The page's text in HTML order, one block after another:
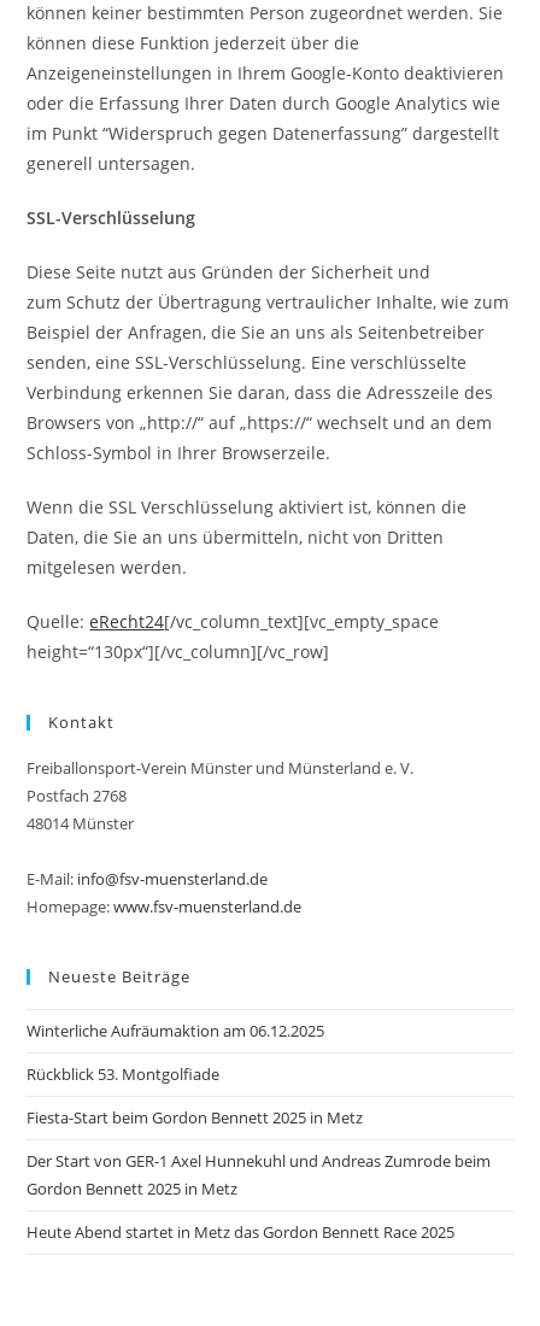
können keiner bestimmten Person zugeordnet werden. Sie
können diese Funktion jederzeit über die
Anzeigeneinstellungen in Ihrem Google-Konto deaktivieren
oder die Erfassung Ihrer Daten durch Google Analytics wie
im Punkt “Widerspruch gegen Datenerfassung” dargestellt
generell untersagen.
SSL-Verschlüsselung
Diese Seite nutzt aus Gründen der Sicherheit und
zum Schutz der Übertragung vertraulicher Inhalte, wie zum
Beispiel der Anfragen, die Sie an uns als Seitenbetreiber
senden, eine SSL-Verschlüsselung. Eine verschlüsselte
Verbindung erkennen Sie daran, dass die Adresszeile des
Browsers von „http://“ auf „https://“ wechselt und an dem
Schloss-Symbol in Ihrer Browserzeile.
Wenn die SSL Verschlüsselung aktiviert ist, können die
Daten, die Sie an uns übermitteln, nicht von Dritten
mitgelesen werden.
Quelle:eRecht24[/vc_column_text][vc_empty_space
height=“130px“][/vc_column][/vc_row]
Kontakt
Freiballonsport-Verein Münster und Münsterland e. V.
Postfach 2768
48014 Münster
E-Mail: info@fsv-muensterland.de
Homepage:www.fsv-muensterland.de
Neueste Beiträge
Winterliche Aufräumaktion am 06.12.2025
Rückblick 53. Montgolfiade
Fiesta-Start beim Gordon Bennett 2025 in Metz
Der Start von GER-1 Axel Hunnekuhl und Andreas Zumrode beim
Gordon Bennett 2025 in Metz
Heute Abend startet in Metz das Gordon Bennett Race 2025